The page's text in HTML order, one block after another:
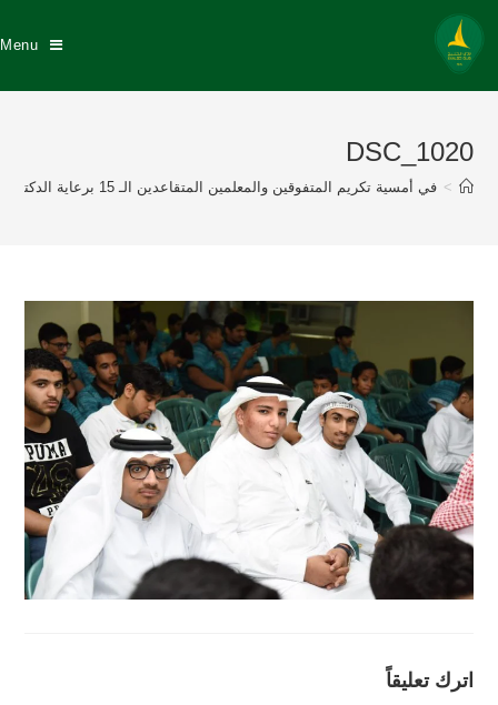
Menu
DSC_1020
> في أمسية تكريم المتفوقين والمعلمين المتقاعدين الـ 15 برعاية الدكتور عبد الله السيهاتي وبحضور نزيه النصر عضو إتحاد القدم إدارة نادي الخليج تكرم 175 طالباً متفوقاً منهم 57 خلجاوي وتكريم 8 معلمين
اترك تعليقاً